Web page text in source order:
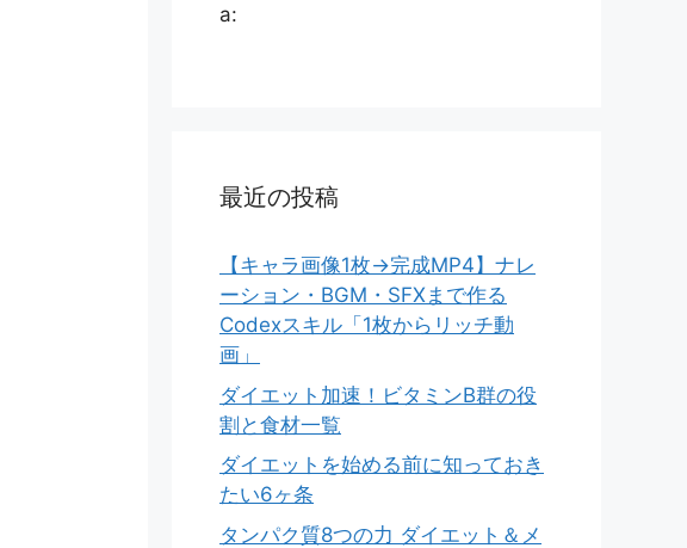
a:
最近の投稿
【キャラ画像1枚→完成MP4】ナレ
ーション・BGM・SFXまで作る
Codexスキル「1枚からリッチ動
画」
ダイエット加速！ビタミンB群の役
割と食材一覧
ダイエットを始める前に知っておき
たい6ヶ条
タンパク質8つの力 ダイエット＆メ